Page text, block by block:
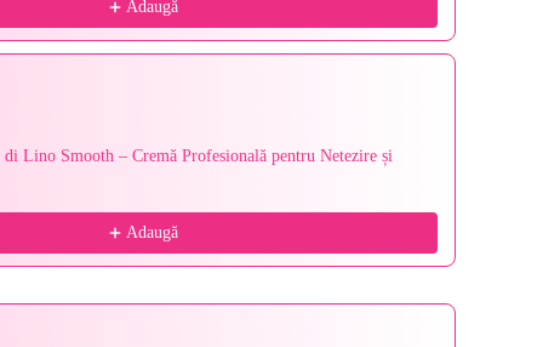
Adaugă
Lino Smooth – Cremă Profesională pentru Netezire și
Adaugă